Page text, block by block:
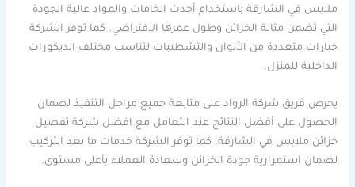
ملابس في الشارقة باستخدام أحدث الخامات والمواد عالية الجودة
التي تضمن متانة الخزائن وطول عمرها الافتراضي. كما توفر الشركة
خيارات متعددة من الألوان والتشطيبات لتناسب مختلف الديكورات
الداخلية للمنزل.
يحرص فريق شركة الرواد على متابعة جميع مراحل التنفيذ لضمان
الحصول على أفضل النتائج عند التعامل مع افضل شركة تفصيل
خزائن ملابس في الشارقة. كما توفر الشركة خدمات ما بعد التركيب
لضمان استمرارية جودة الخزائن وسعادة العملاء بأعلى مستوى.